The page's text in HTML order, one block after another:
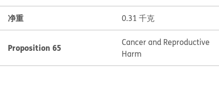
净重 0.31 千克
Proposition 65
Cancer and Reproductive
Harm